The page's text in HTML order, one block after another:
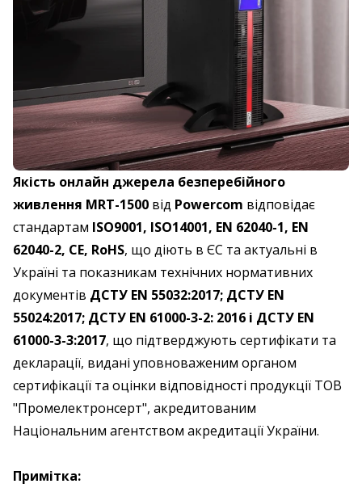
Якість онлайн джерела безперебійного
живлення MRT-1500 від Powercom відповідає
стандартам ISO9001, ISO14001, EN 62040-1, EN
62040-2, CE, RoHS, що діють в ЄС та актуальні в
Україні та показникам технічних нормативних
документів ДСТУ EN 55032:2017; ДСТУ EN
55024:2017; ДСТУ EN 61000-3-2: 2016 і ДСТУ EN
61000-3-3:2017, що підтверджують сертифікати та
декларації, видані уповноваженим органом
сертифікації та оцінки відповідності продукції ТОВ
"Промелектронсерт", акредитованим
Національним агентством акредитації України.
Примітка: